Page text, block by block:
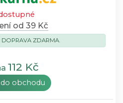
od 39 Kč
DOPRAVA ZDARMA.
112 Kč
obchodu